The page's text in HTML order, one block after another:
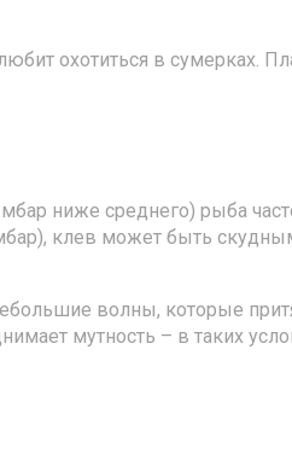
охотиться в сумерках.
ниже среднего) рыба
клев может быть
волны, которые
мутность – в таких